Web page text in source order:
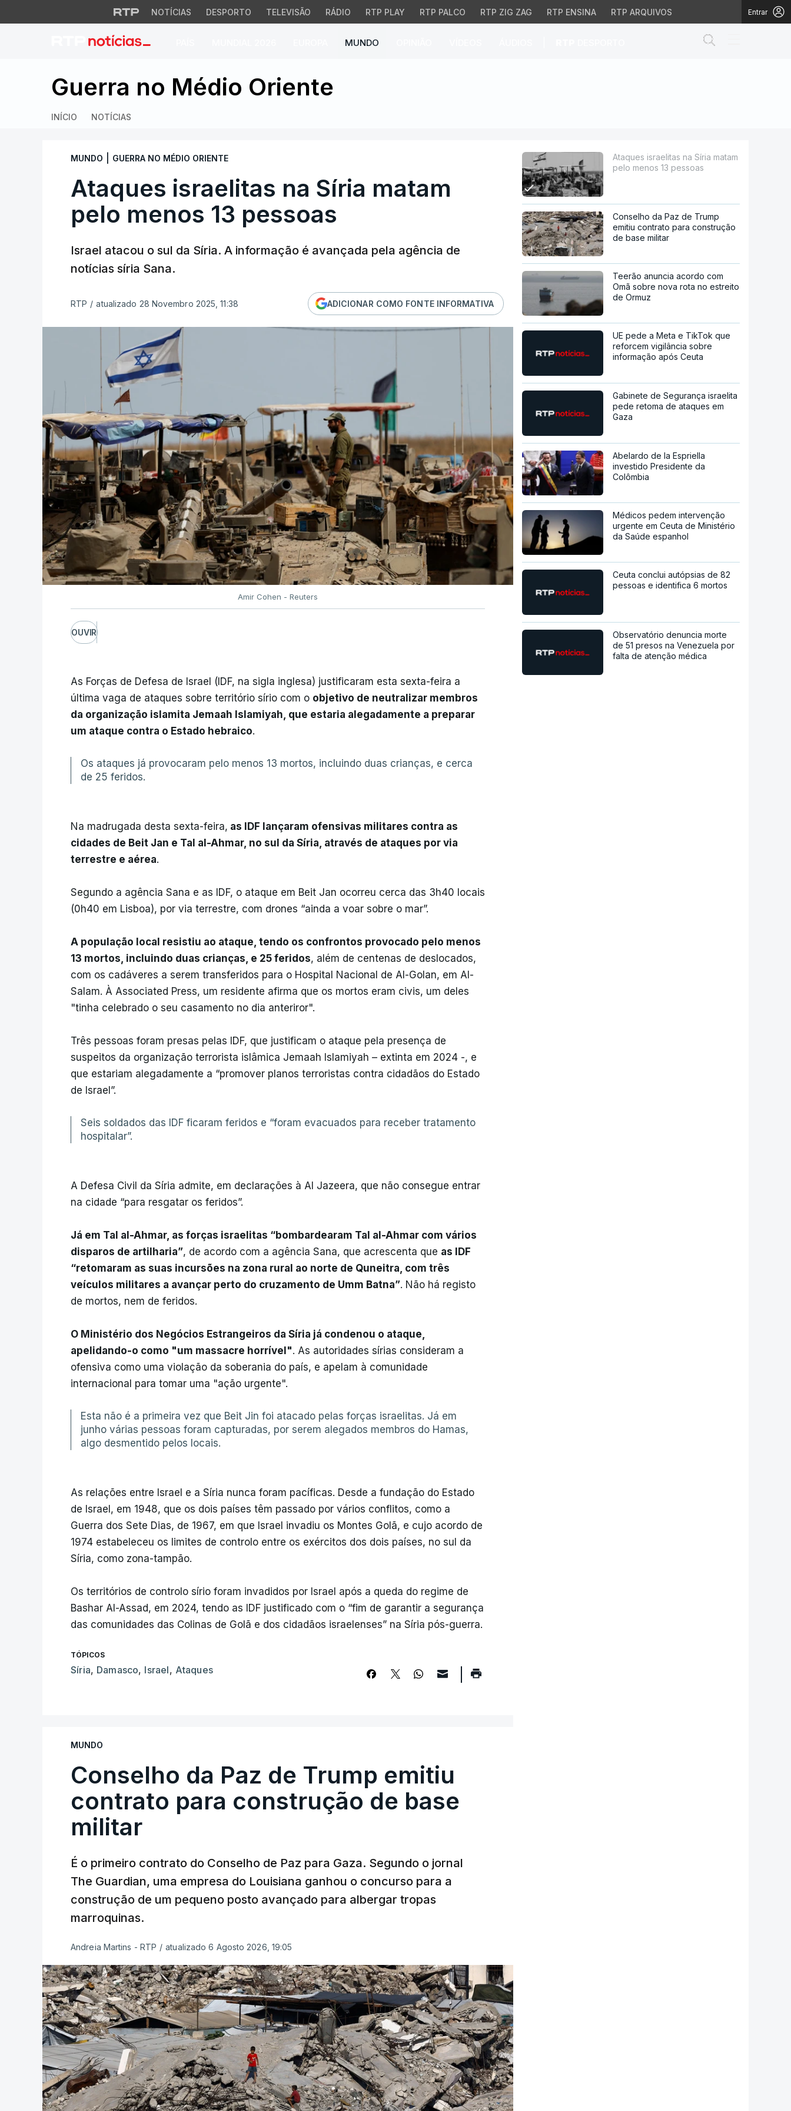
NOTÍCIAS DESPORTO TELEVISÃO RÁDIO RTP PLAY RTP PALCO RTP ZIG ZAG RTP ENSINA RTP ARQUIVOS Entrar
MUNDO
Ataques israelitas na Síria matam pelo menos 13 pessoas
Guerra no Médio Oriente
INÍCIO NOTÍCIAS
MUNDO GUERRA NO MÉDIO ORIENTE
Ataques israelitas na Síria matam
pelo menos 13 pessoas
Israel atacou o sul da Síria. A informação é avançada pela agência de
notícias síria Sana.
RTP / atualizado 28 Novembro 2025, 11:38 ADICIONAR COMO FONTE INFORMATIVA
Amir Cohen - Reuters
OUVIR
As Forças de Defesa de Israel (IDF, na sigla inglesa) justificaram esta sexta-feira a
última vaga de ataques sobre território sírio com o objetivo de neutralizar membros
da organização islamita Jemaah Islamiyah, que estaria alegadamente a preparar
um ataque contra o Estado hebraico.
Os ataques já provocaram pelo menos 13 mortos, incluindo duas crianças, e cerca
de 25 feridos.
Na madrugada desta sexta-feira, as IDF lançaram ofensivas militares contra as
cidades de Beit Jan e Tal al-Ahmar, no sul da Síria, através de ataques por via
terrestre e aérea.
Segundo a agência Sana e as IDF, o ataque em Beit Jan ocorreu cerca das 3h40 locais
(0h40 em Lisboa), por via terrestre, com drones “ainda a voar sobre o mar”.
A população local resistiu ao ataque, tendo os confrontos provocado pelo menos
13 mortos, incluindo duas crianças, e 25 feridos, além de centenas de deslocados,
com os cadáveres a serem transferidos para o Hospital Nacional de Al-Golan, em Al-
Salam. À Associated Press, um residente afirma que os mortos eram civis, um deles
"tinha celebrado o seu casamento no dia anteriror".
Três pessoas foram presas pelas IDF, que justificam o ataque pela presença de
suspeitos da organização terrorista islâmica Jemaah Islamiyah – extinta em 2024 -, e
que estariam alegadamente a “promover planos terroristas contra cidadãos do Estado
de Israel”.
Seis soldados das IDF ficaram feridos e “foram evacuados para receber tratamento
hospitalar”.
A Defesa Civil da Síria admite, em declarações à Al Jazeera, que não consegue entrar
na cidade “para resgatar os feridos”.
Já em Tal al-Ahmar, as forças israelitas “bombardearam Tal al-Ahmar com vários
disparos de artilharia”, de acordo com a agência Sana, que acrescenta que as IDF
“retomaram as suas incursões na zona rural ao norte de Quneitra, com três
veículos militares a avançar perto do cruzamento de Umm Batna”. Não há registo
de mortos, nem de feridos.
O Ministério dos Negócios Estrangeiros da Síria já condenou o ataque,
apelidando-o como "um massacre horrível". As autoridades sírias consideram a
ofensiva como uma violação da soberania do país, e apelam à comunidade
internacional para tomar uma "ação urgente".
Esta não é a primeira vez que Beit Jin foi atacado pelas forças israelitas. Já em
junho várias pessoas foram capturadas, por serem alegados membros do Hamas,
algo desmentido pelos locais.
As relações entre Israel e a Síria nunca foram pacíficas. Desde a fundação do Estado
de Israel, em 1948, que os dois países têm passado por vários conflitos, como a
Guerra dos Sete Dias, de 1967, em que Israel invadiu os Montes Golã, e cujo acordo de
1974 estabeleceu os limites de controlo entre os exércitos dos dois países, no sul da
Síria, como zona-tampão.
Os territórios de controlo sírio foram invadidos por Israel após a queda do regime de
Bashar Al-Assad, em 2024, tendo as IDF justificado com o “fim de garantir a segurança
das comunidades das Colinas de Golã e dos cidadãos israelenses” na Síria pós-guerra.
TÓPICOS
Síria, Damasco, Israel, Ataques
MUNDO
Conselho da Paz de Trump emitiu
contrato para construção de base
militar
É o primeiro contrato do Conselho de Paz para Gaza. Segundo o jornal
The Guardian, uma empresa do Louisiana ganhou o concurso para a
construção de um pequeno posto avançado para albergar tropas
marroquinas.
Andreia Martins - RTP / atualizado 6 Agosto 2026, 19:05
Ataques israelitas na Síria matam
pelo menos 13 pessoas
Conselho da Paz de Trump
emitiu contrato para construção
de base militar
Teerão anuncia acordo com
Omã sobre nova rota no estreito
de Ormuz
UE pede a Meta e TikTok que
reforcem vigilância sobre
informação após Ceuta
Gabinete de Segurança israelita
pede retoma de ataques em
Gaza
Abelardo de la Espriella
investido Presidente da
Colômbia
Médicos pedem intervenção
urgente em Ceuta de Ministério
da Saúde espanhol
Ceuta conclui autópsias de 82
pessoas e identifica 6 mortos
Observatório denuncia morte
de 51 presos na Venezuela por
falta de atenção médica